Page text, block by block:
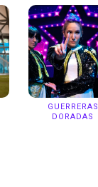
GUERRERAS
DORADAS